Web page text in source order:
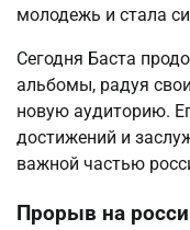
молодежь и стала
Сегодня Баста
альбомы, радуя
новую аудиторию.
достижений и
важной частью
Прорыв на